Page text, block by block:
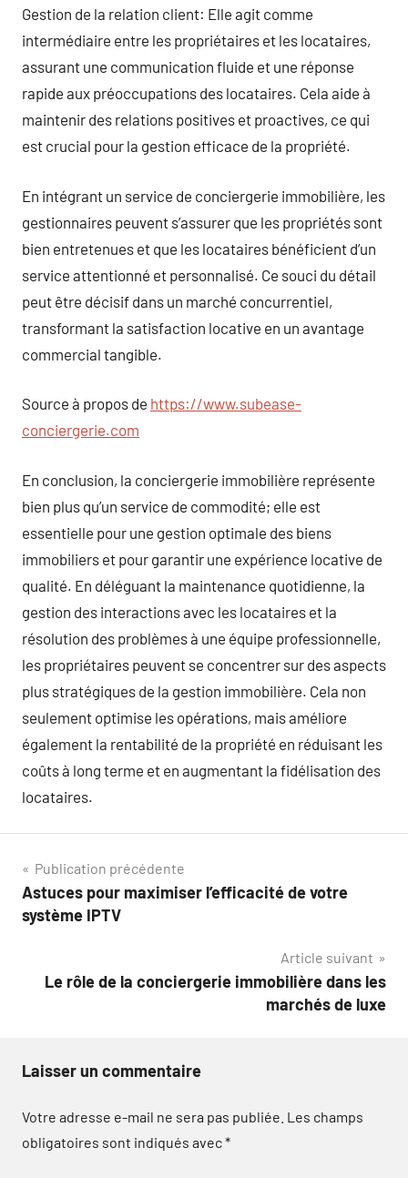
Gestion de la relation client: Elle agit comme
intermédiaire entre les propriétaires et les locataires,
assurant une communication fluide et une réponse
rapide aux préoccupations des locataires. Cela aide à
maintenir des relations positives et proactives, ce qui
est crucial pour la gestion efficace de la propriété.
En intégrant un service de conciergerie immobilière, les
gestionnaires peuvent s’assurer que les propriétés sont
bien entretenues et que les locataires bénéficient d’un
service attentionné et personnalisé. Ce souci du détail
peut être décisif dans un marché concurrentiel,
transformant la satisfaction locative en un avantage
commercial tangible.
Source à propos de https://www.subease-
conciergerie.com
En conclusion, la conciergerie immobilière représente
bien plus qu’un service de commodité; elle est
essentielle pour une gestion optimale des biens
immobiliers et pour garantir une expérience locative de
qualité. En déléguant la maintenance quotidienne, la
gestion des interactions avec les locataires et la
résolution des problèmes à une équipe professionnelle,
les propriétaires peuvent se concentrer sur des aspects
plus stratégiques de la gestion immobilière. Cela non
seulement optimise les opérations, mais améliore
également la rentabilité de la propriété en réduisant les
coûts à long terme et en augmentant la fidélisation des
locataires.
Navigation
de
Publication précédente
Astuces pour maximiser l’efficacité de votre
système IPTV
Article suivant
Le rôle de la conciergerie immobilière dans les
marchés de luxe
Laisser un commentaire
Votre adresse e-mail ne sera pas publiée. Les champs
obligatoires sont indiqués avec*